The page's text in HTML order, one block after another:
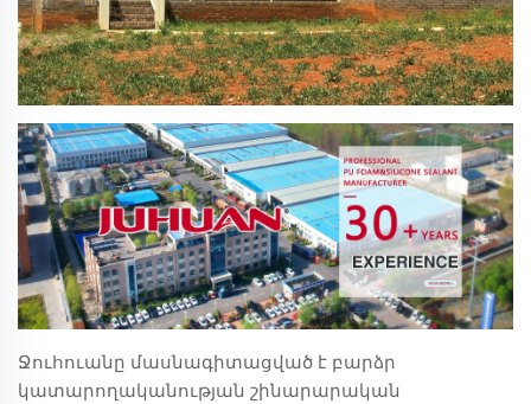
Ջուհուանը մասնագիտացված է բարձր
կատարողականության շինարարական